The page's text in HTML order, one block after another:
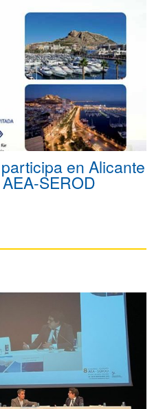
en Alicante
SEROD